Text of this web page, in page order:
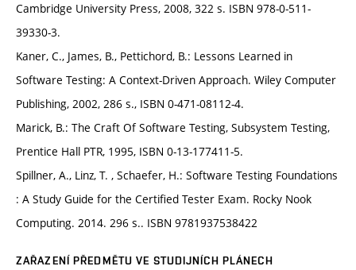
Cambridge University Press, 2008, 322 s. ISBN 978-0-511-
39330-3.
Kaner, C., James, B., Pettichord, B.: Lessons Learned in
Software Testing: A Context-Driven Approach. Wiley Computer
Publishing, 2002, 286 s., ISBN 0-471-08112-4.
Marick, B.: The Craft Of Software Testing, Subsystem Testing,
Prentice Hall PTR, 1995, ISBN 0-13-177411-5.
Spillner, A., Linz, T. , Schaefer, H.: Software Testing Foundations
: A Study Guide for the Certified Tester Exam. Rocky Nook
Computing. 2014. 296 s.. ISBN 9781937538422
ZAŘAZENÍ PŘEDMĚTU VE STUDIJNÍCH PLÁNECH